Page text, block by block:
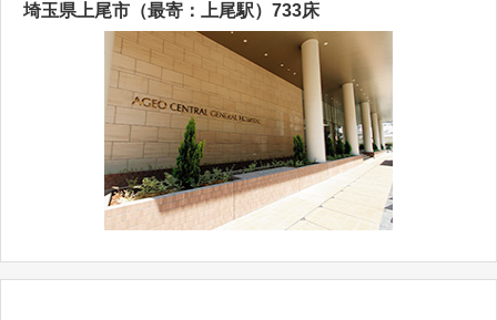
埼玉県上尾市（最寄：上尾駅）733床